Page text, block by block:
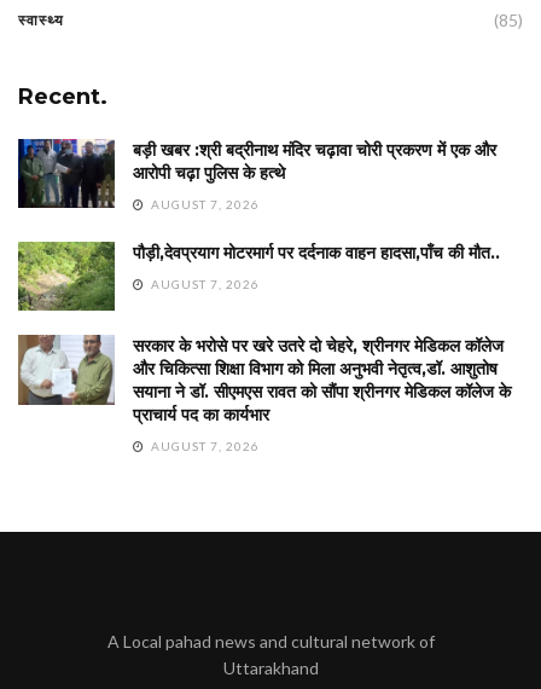
स्वास्थ्य (85)
Recent.
बड़ी खबर :श्री बद्रीनाथ मंदिर चढ़ावा चोरी प्रकरण में एक और
आरोपी चढ़ा पुलिस के हत्थे
AUGUST 7, 2026
पौड़ी,देवप्रयाग मोटरमार्ग पर दर्दनाक वाहन हादसा,पाँच की मौत..
AUGUST 7, 2026
सरकार के भरोसे पर खरे उतरे दो चेहरे, श्रीनगर मेडिकल कॉलेज
और चिकित्सा शिक्षा विभाग को मिला अनुभवी नेतृत्व,डॉ. आशुतोष
सयाना ने डॉ. सीएमएस रावत को सौंपा श्रीनगर मेडिकल कॉलेज के
प्राचार्य पद का कार्यभार
AUGUST 7, 2026
A Local pahad news and cultural network of
Uttarakhand